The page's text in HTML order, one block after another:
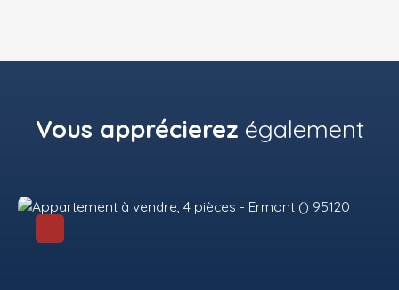
Vous apprécierez également